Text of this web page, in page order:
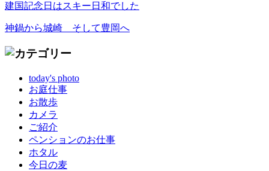
建国記念日はスキー日和でした
神鍋から城崎 そして豊岡へ
today's photo
お庭仕事
お散歩
カメラ
ご紹介
ペンションのお仕事
ホタル
今日の麦